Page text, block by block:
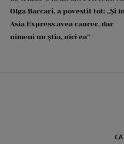
Olga Barcari, a povestit tot: „Și în
Asia Express avea cancer, dar
nimeni nu știa, nici ea”